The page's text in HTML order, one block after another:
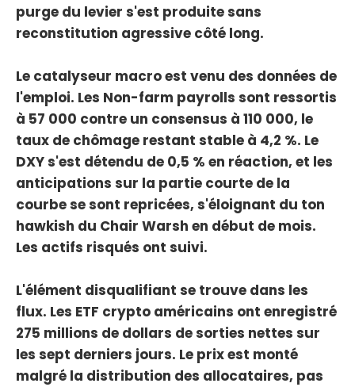
purge du levier s'est produite sans
reconstitution agressive côté long.
Le catalyseur macro est venu des données de
l'emploi. Les Non-farm payrolls sont ressortis
à 57 000 contre un consensus à 110 000, le
taux de chômage restant stable à 4,2 %. Le
DXY s'est détendu de 0,5 % en réaction, et les
anticipations sur la partie courte de la
courbe se sont repricées, s'éloignant du ton
hawkish du Chair Warsh en début de mois.
Les actifs risqués ont suivi.
L'élément disqualifiant se trouve dans les
flux. Les ETF crypto américains ont enregistré
275 millions de dollars de sorties nettes sur
les sept derniers jours. Le prix est monté
malgré la distribution des allocataires, pas